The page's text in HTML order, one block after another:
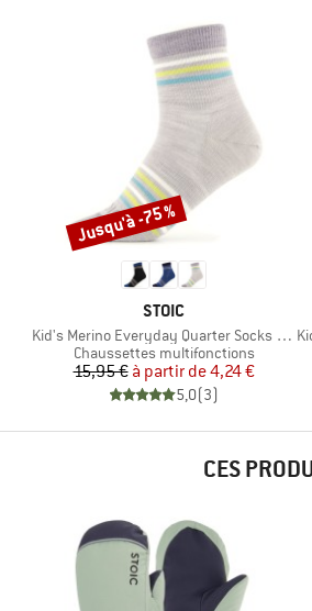
MARQUE
STOIC
Article
Kid's Merino Everyday Quarter Socks Striped
Product group
Chaussettes multifonctions
Prix
15,95 € Prix réduit
à partir de4,24 €
5,0(3)
Remise
Jusqu'à -75 %
CES